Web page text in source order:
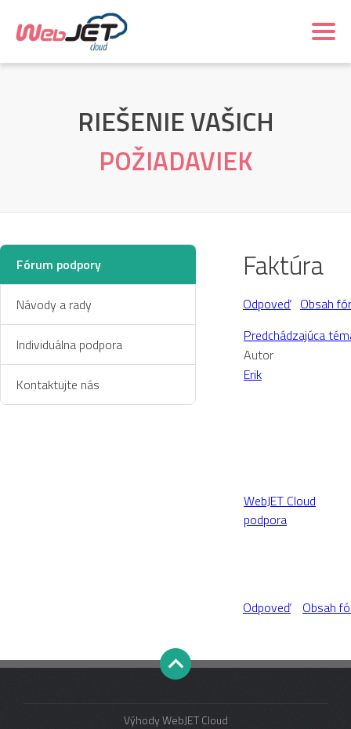
RIEŠENIE VAŠICH
POŽIADAVIEK
Faktúra
Odpoveď Obsah
Predchádzajúca
Autor
Erik
WebJET Cloud
podpora
Odpoveď Obsah
Fórum podpory
Návody a rady
Individuálna podpora
Kontaktujte nás
Výhody WebJET Cloud